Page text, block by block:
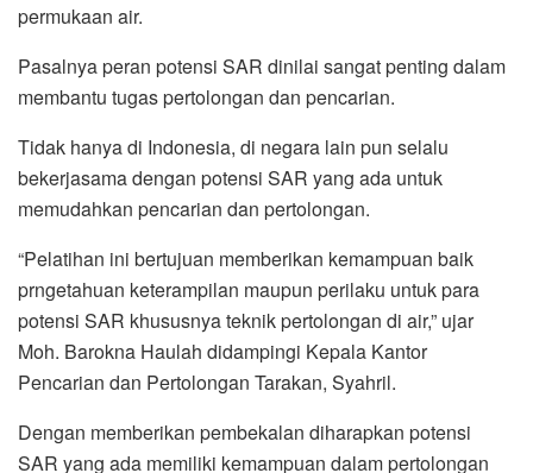
permukaan air.
Pasalnya peran potensi SAR dinilai sangat penting dalam
membantu tugas pertolongan dan pencarian.
Tidak hanya di Indonesia, di negara lain pun selalu
bekerjasama dengan potensi SAR yang ada untuk
memudahkan pencarian dan pertolongan.
“Pelatihan ini bertujuan memberikan kemampuan baik
prngetahuan keterampilan maupun perilaku untuk para
potensi SAR khususnya teknik pertolongan di air,” ujar
Moh. Barokna Haulah didampingi Kepala Kantor
Pencarian dan Pertolongan Tarakan, Syahril.
Dengan memberikan pembekalan diharapkan potensi
SAR yang ada memiliki kemampuan dalam pertolongan